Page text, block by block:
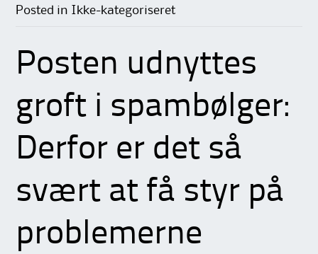
Posted in Ikke-kategoriseret
Posten udnyttes
groft i spambølger:
Derfor er det så
svært at få styr på
problemerne